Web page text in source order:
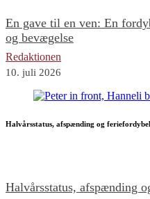
En gave til en ven: En
og bevægelse
Redaktionen
10. juli 2026
Halvårsstatus, afspænding og
Halvårsstatus, afspænding